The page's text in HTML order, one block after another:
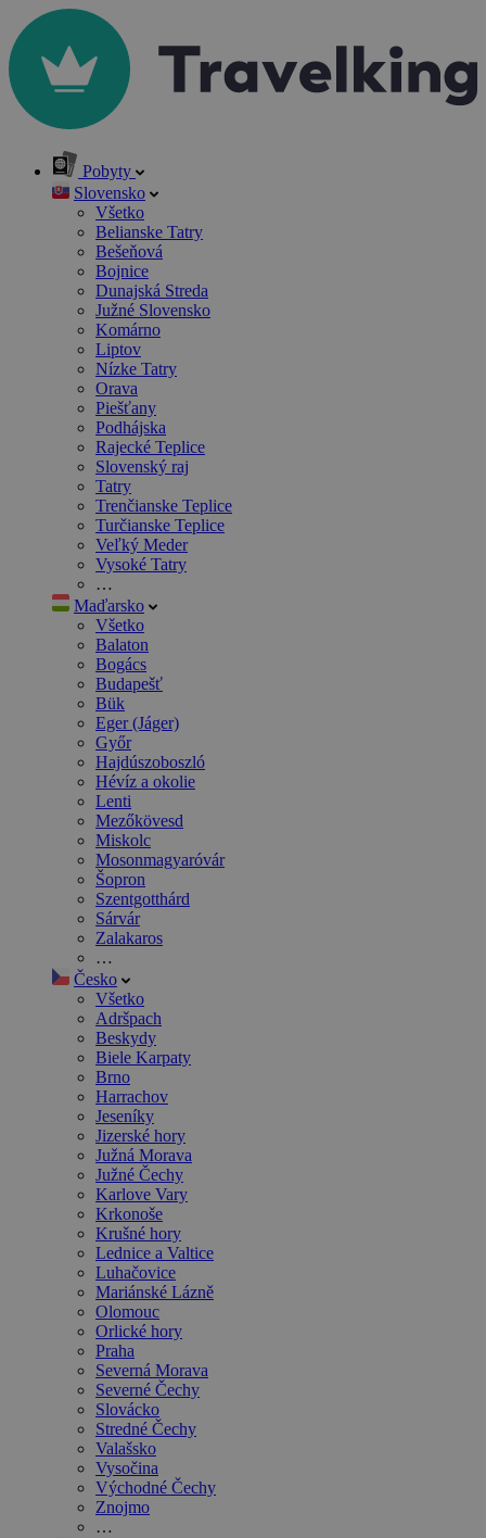
Pobyty
Slovensko
Všetko
Belianske Tatry
Bešeňová
Bojnice
Dunajská Streda
Južné Slovensko
Komárno
Liptov
Nízke Tatry
Orava
Piešťany
Podhájska
Rajecké Teplice
Slovenský raj
Tatry
Trenčianske Teplice
Turčianske Teplice
Veľký Meder
Vysoké Tatry
…
Maďarsko
Všetko
Balaton
Bogács
Budapešť
Bük
Eger (Jáger)
Győr
Hajdúszoboszló
Hévíz a okolie
Lenti
Mezőkövesd
Miskolc
Mosonmagyaróvár
Šopron
Szentgotthárd
Sárvár
Zalakaros
…
Česko
Všetko
Adršpach
Beskydy
Biele Karpaty
Brno
Harrachov
Jeseníky
Jizerské hory
Južná Morava
Južné Čechy
Karlove Vary
Krkonoše
Krušné hory
Lednice a Valtice
Luhačovice
Mariánské Lázně
Olomouc
Orlické hory
Praha
Severná Morava
Severné Čechy
Slovácko
Stredné Čechy
Valašsko
Vysočina
Východné Čechy
Znojmo
…